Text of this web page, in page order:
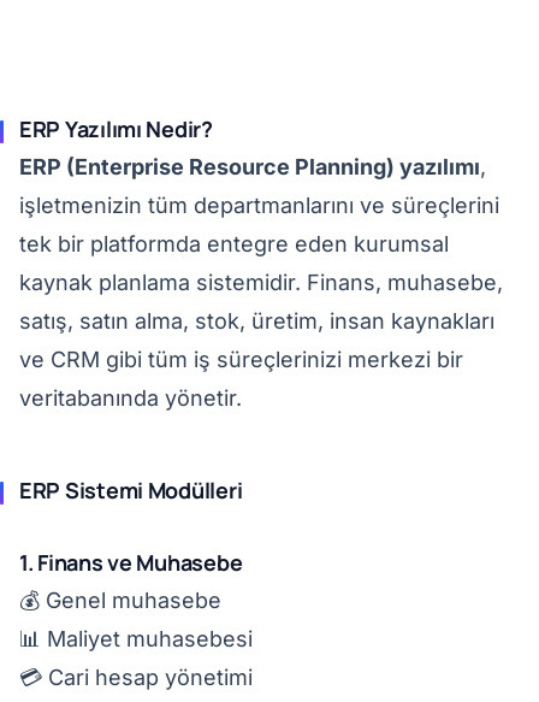
ERP Yazılımı Nedir?
ERP (Enterprise Resource Planning) yazılımı,
işletmenizin tüm departmanlarını ve süreçlerini
tek bir platformda entegre eden kurumsal
kaynak planlama sistemidir. Finans, muhasebe,
satış, satın alma, stok, üretim, insan kaynakları
ve CRM gibi tüm iş süreçlerinizi merkezi bir
veritabanında yönetir.
ERP Sistemi Modülleri
1. Finans ve Muhasebe
💰 Genel muhasebe
📊 Maliyet muhasebesi
💳 Cari hesap yönetimi